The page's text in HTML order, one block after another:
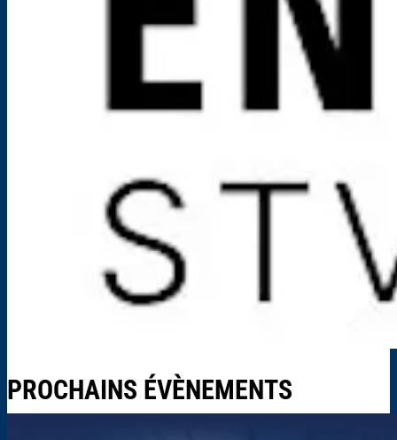
PROCHAINS ÉVÈNEMENTS